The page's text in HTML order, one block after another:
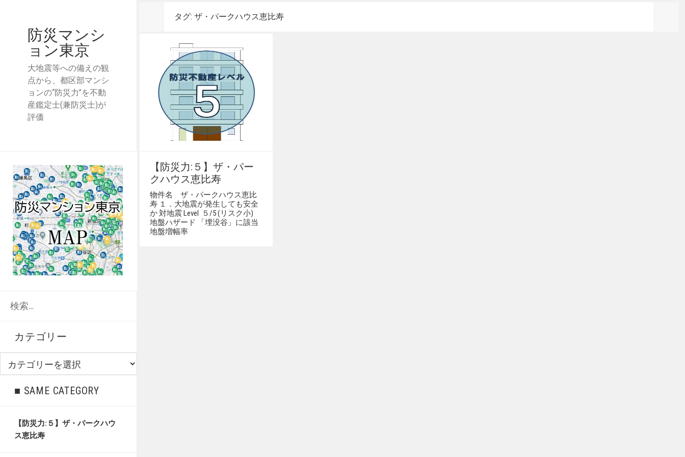
防災マンシ
ョン東京
大地震等への備えの観
点から、都区部マンシ
ョンの“防災力”を不動
産鑑定士(兼防災士)が
評価
カテゴリー
■ SAME CATEGORY
【防災力:５】ザ・パークハウ
ス恵比寿
タグ:ザ・パークハウス恵比寿
【防災力:５】ザ・パー
クハウス恵比寿
物件名 ザ・パークハウス恵比
寿 １．大地震が発生しても安全
か 対地震 Level ５/5 (リスク小)
地盤ハザード 「埋没谷」に該当
地盤増幅率